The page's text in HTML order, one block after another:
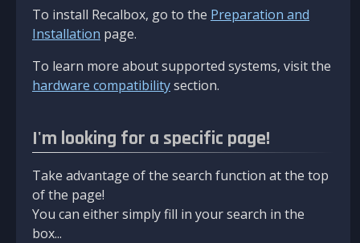
To install Recalbox, go to the Preparation and
Installation page.
To learn more about supported systems, visit the
hardware compatibilitysection.
I'm looking for a specific page!
Take advantage of the search function at the top
of the page!
You can either simply fill in your search in the
box...